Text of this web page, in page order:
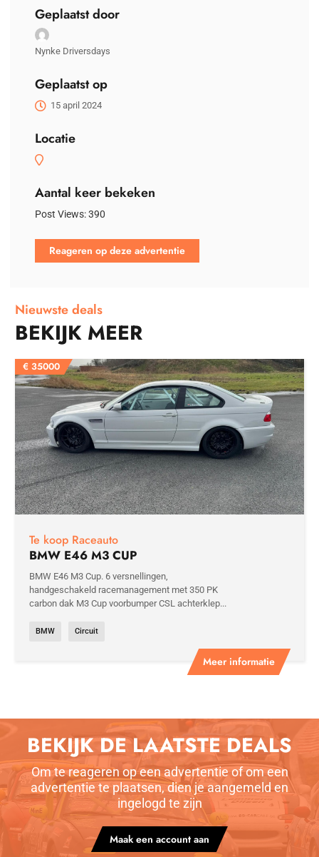
Geplaatst door
Nynke Driversdays
Geplaatst op
15 april 2024
Locatie
Aantal keer bekeken
Post Views:390
Reageren op deze advertentie
Nieuwste deals
BEKIJK MEER
€ 35000
Meer informatie
Te koop Raceauto
BMW E46 M3 CUP
BMW E46 M3 Cup. 6 versnellingen,
handgeschakeld racemanagement met 350 PK
carbon dak M3 Cup voorbumper CSL achterklep...
BMW Circuit
BEKIJK DE LAATSTE DEALS
Om te reageren op een advertentie of om een
advertentie te plaatsen, dien je aangemeld en
ingelogd te zijn
Maak een account aan